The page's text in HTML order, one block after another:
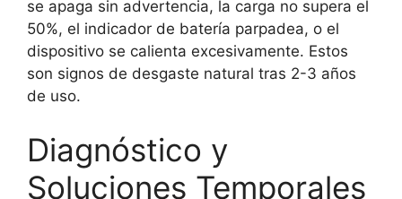
se apaga sin advertencia, la carga no supera el
50%, el indicador de batería parpadea, o el
dispositivo se calienta excesivamente. Estos
son signos de desgaste natural tras 2-3 años
de uso.
Diagnóstico y
Soluciones Temporales